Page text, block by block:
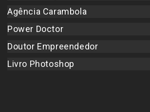
Agência Carambola
Power Doctor
Doutor Empreendedor
Livro Photoshop